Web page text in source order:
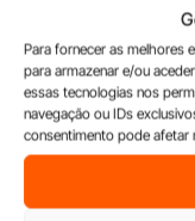
Para fornecer as melhores
para armazenar e/ou
essas tecnologias nos
navegação ou IDs
consentimento pode afetar
Últimos artigos